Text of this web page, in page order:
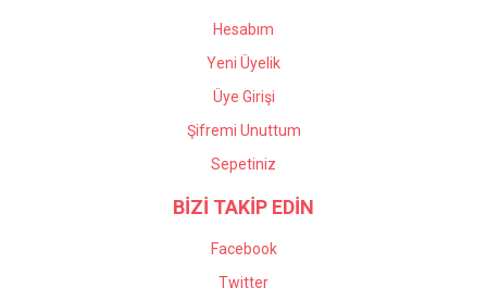
Hesabım
Yeni Üyelik
Üye Girişi
Şifremi Unuttum
Sepetiniz
BİZİ TAKİP EDİN
Facebook
Twitter